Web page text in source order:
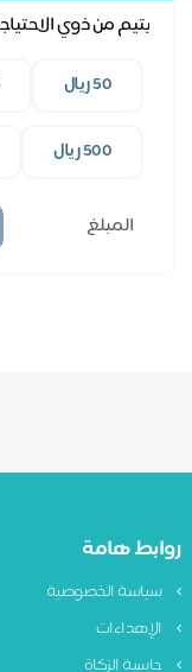
يتيم من ذوي
هامة
الخصوصية
الزكاة